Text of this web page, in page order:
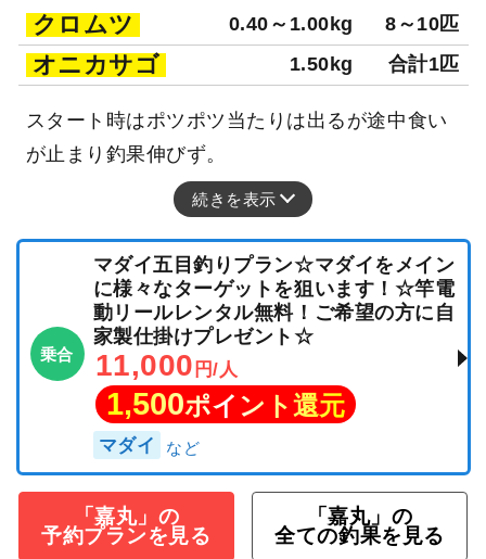
クロムツ 0.40～1.00kg 8～10匹
オニカサゴ 1.50kg 合計1匹
スタート時はポツポツ当たりは出るが途中食い
が止まり釣果伸びず。
続きを表示
乗合
マダイ五目釣りプラン☆マダイをメイン
に様々なターゲットを狙います！☆竿電
動リールレンタル無料！ご希望の方に自
家製仕掛けプレゼント☆
11,000 円/人
1,500ポイント還元
マダイ
「嘉丸」の
予約プランを見る
「嘉丸」の
全ての釣果を見る